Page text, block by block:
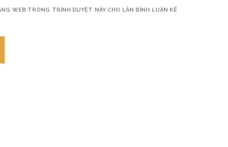
WEB TRONG TRÌNH DUYỆT NÀY CHO LẦN BÌNH LUẬN KẾ